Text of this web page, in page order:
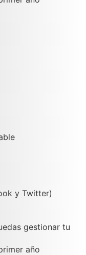
y Twitter)
gestionar tu
año